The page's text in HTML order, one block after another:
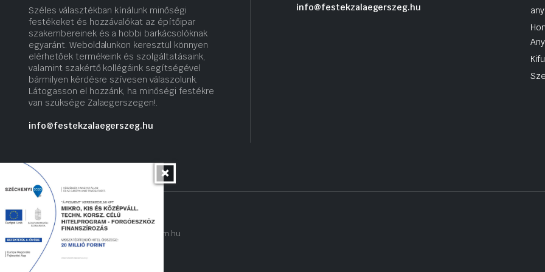
Széles választékban kínálunk minőségi
festékeket és hozzávalókat az építőipar
szakembereinek és a hobbi barkácsolóknak
egyaránt. Weboldalunkon keresztül könnyen
elérhetőek termékeink és szolgáltatásaink,
valamint szakértő kollégáink segítségével
bármilyen kérdésre szívesen válaszolunk.
Látogasson el hozzánk, ha minőségi festékre
van szüksége Zalaegerszegen!.
info@festekzalaegerszeg.hu
info@festekzalaegerszeg.hu
Copyright 2022 © hogyantalaljanakram.hu